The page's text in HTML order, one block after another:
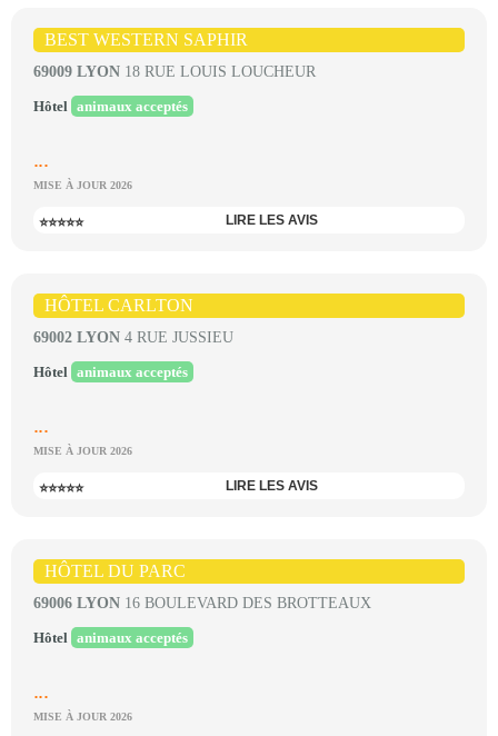
BEST WESTERN SAPHIR
69009 LYON 18 RUE LOUIS LOUCHEUR
Hôtel animaux acceptés
...
MISE À JOUR 2026
⭐⭐⭐⭐⭐ LIRE LES AVIS
HÔTEL CARLTON
69002 LYON 4 RUE JUSSIEU
Hôtel animaux acceptés
...
MISE À JOUR 2026
⭐⭐⭐⭐⭐ LIRE LES AVIS
HÔTEL DU PARC
69006 LYON 16 BOULEVARD DES BROTTEAUX
Hôtel animaux acceptés
...
MISE À JOUR 2026